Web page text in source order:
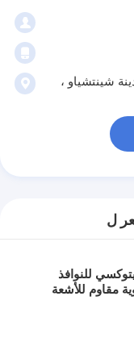
، مدينة شينتشياو ،
ل
للنوافذ
مئوية مقاوم للأشعة